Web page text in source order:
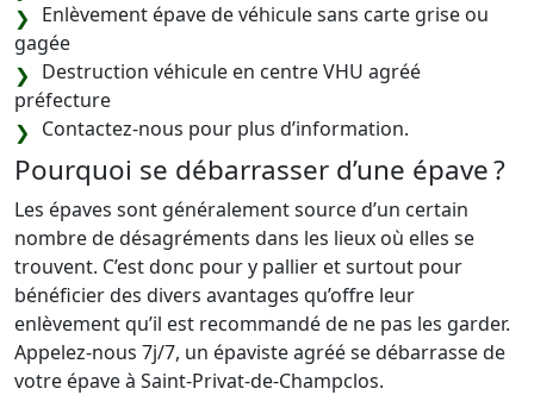
Enlèvement épave de véhicule sans carte grise ou
gagée
Destruction véhicule en centre VHU agréé
préfecture
Contactez-nous pour plus d’information.
Pourquoi se débarrasser d’une épave ?
Les épaves sont généralement source d’un certain
nombre de désagréments dans les lieux où elles se
trouvent. C’est donc pour y pallier et surtout pour
bénéficier des divers avantages qu’offre leur
enlèvement qu’il est recommandé de ne pas les garder.
Appelez-nous 7j/7, un épaviste agréé se débarrasse de
votre épave à Saint-Privat-de-Champclos.